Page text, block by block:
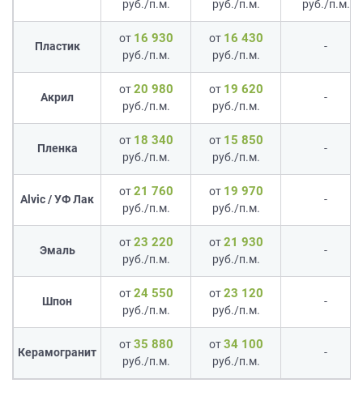
руб./п.м. руб./п.м. руб./п.м.
Пластик
от 16 930
руб./п.м.
от 16 430
руб./п.м.
-
Акрил
от20 980
руб./п.м.
от 19 620
руб./п.м.
-
Пленка
от 18 340
руб./п.м.
от 15 850
руб./п.м.
-
Alvic / УФ Лак
от21 760
руб./п.м.
от 19 970
руб./п.м.
-
Эмаль
от23 220
руб./п.м.
от21 930
руб./п.м.
-
Шпон
от24 550
руб./п.м.
от23 120
руб./п.м.
-
Керамогранит
от35 880
руб./п.м.
от34 100
руб./п.м.
-